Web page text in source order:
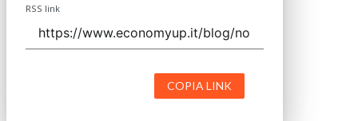
RSS link
COPIA LINK